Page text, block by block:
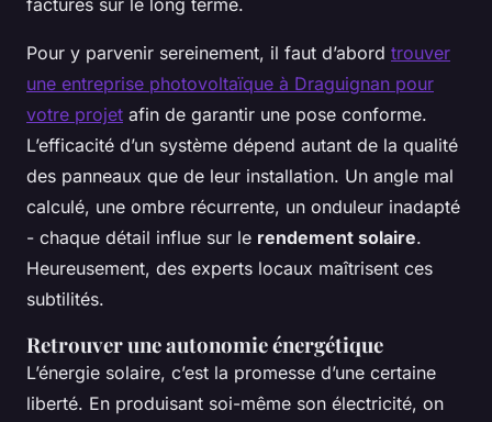
factures sur le long terme.
Pour y parvenir sereinement, il faut d’abord trouver
une entreprise photovoltaïque à Draguignan pour
votre projet afin de garantir une pose conforme.
L’efficacité d’un système dépend autant de la qualité
des panneaux que de leur installation. Un angle mal
calculé, une ombre récurrente, un onduleur inadapté
- chaque détail influe sur le rendement solaire.
Heureusement, des experts locaux maîtrisent ces
subtilités.
Retrouver une autonomie énergétique
L’énergie solaire, c’est la promesse d’une certaine
liberté. En produisant soi-même son électricité, on